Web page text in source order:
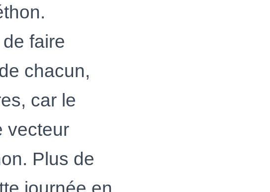
faire
chacun,
car le
vecteur
Plus de